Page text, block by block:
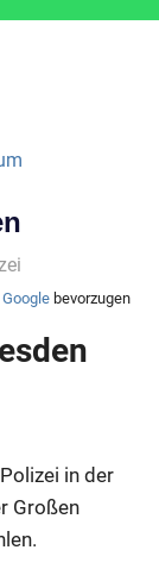
Google bevorzugen
in der
Großen